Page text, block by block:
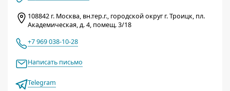
108842 г. Москва, вн.тер.г., городской округ г. Троицк, пл.
Академическая, д. 4, помещ. 3/18
+7 969 038-10-28
Написать письмо
Telegram